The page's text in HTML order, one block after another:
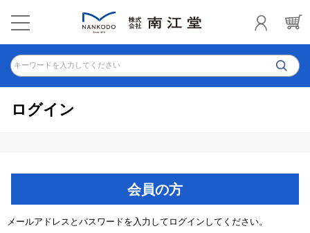
キーワードを入力してください
ログイン
会員の方
メールアドレスとパスワードを入力してログインしてください。